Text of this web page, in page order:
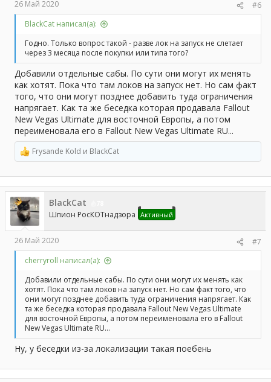
26 Май 2020
#6
BlackCat написал(а):
Годно. Только вопрос такой - разве лок на запуск не слетает
через 3 месяца после покупки или типа того?
Добавили отдельные сабы. По сути они могут их менять
как хотят. Пока что там локов на запуск нет. Но сам факт
того, что они могут позднее добавить туда ограничения
напрягает. Как та же беседка которая продавала Fallout
New Vegas Ultimate для восточной Европы, а потом
переименовала его в Fallout New Vegas Ultimate RU...
Р
е
а
к
ц
и
и
:
Frysande Kold и BlackCat
BlackCat
Шпион РосКОТнадзора Активный
26 Май 2020
#7
cherryroll написал(а):
Добавили отдельные сабы. По сути они могут их менять как
хотят. Пока что там локов на запуск нет. Но сам факт того, что
они могут позднее добавить туда ограничения напрягает. Как
та же беседка которая продавала Fallout New Vegas Ultimate
для восточной Европы, а потом переименовала его в Fallout
New Vegas Ultimate RU...
Ну, у беседки из-за локализации такая поебень